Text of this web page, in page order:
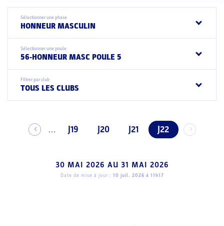
Sélectionner une phase
HONNEUR MASCULIN
Sélectionner une poule
56-HONNEUR MASC POULE 5
Filtrer par club
TOUS LES CLUBS
... J19 J20 J21 J22
30 MAI 2026 AU 31 MAI 2026
Date de mise à jour : 10 juil. 2026 à 11h17